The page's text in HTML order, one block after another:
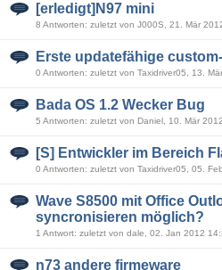
[erledigt]N97 mini
8 Antworten: zuletzt von J000S, 21. Mär
Erste updatefähige
0 Antworten: zuletzt von Taxidriver05, 13.
Bada OS 1.2 Wecker Bug
5 Antworten: zuletzt von Daniel, 10. Mär
[S] Entwickler im Bereich
0 Antworten: zuletzt von Taxidriver05, 05.
Wave S8500 mit Office
syncronisieren möglich?
1 Antwort: zuletzt von dale, 02. Jan 2012
n73 andere firmeware